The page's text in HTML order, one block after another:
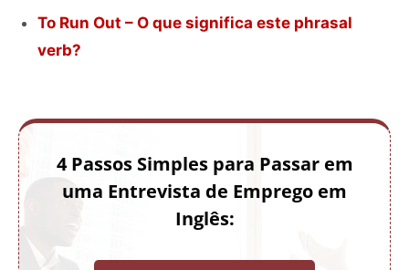
To Run Out – O que significa este phrasal
verb?
4 Passos Simples para Passar em
uma Entrevista de Emprego em
Inglês: